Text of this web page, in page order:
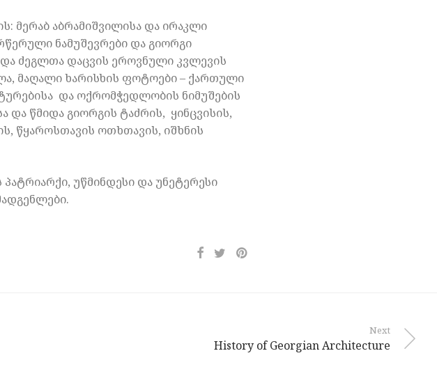
მერაბ აბრამიშვილისა და ირაკლი
ნამუშევრები და გიორგი
ძეგლთა დაცვის ეროვნული კვლევის
მაღალი ხარისხის ფოტოები – ქართული
და ოქრომჭედლობის ნიმუშების
წმიდა გიორგის ტაძრის, ყინცვისის,
წყაროსთავის ოთხთავის, იშხნის
უწმინდესი და უნეტერესი
Next
History of Georgian Architecture